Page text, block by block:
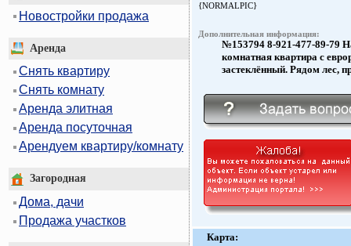
Новостройки продажа
Аренда
Снять квартиру
Снять комнату
Аренда элитная
Аренда посуточная
Арендуем квартиру/комнату
Загородная
Дома, дачи
Продажа участков
{NORMALPIC}
Дополнительная информация:
№153794 8-921-477-89-79
комнатная квартира с
застеклённый. Рядом лес,
Карта: